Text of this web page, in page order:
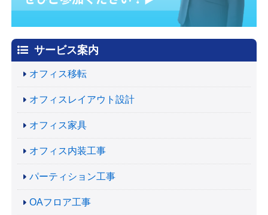
サービス案内
オフィス移転
オフィスレイアウト設計
オフィス家具
オフィス内装工事
パーティション工事
OAフロア工事